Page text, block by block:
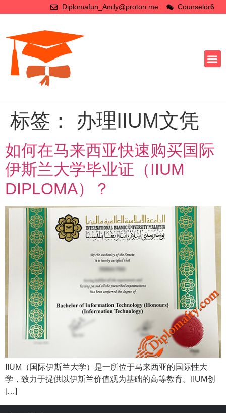
Diplomafun_Andy@proton.me Counselor6
标签： 办理IIUM文凭
如何在马来西亚快速购买国际
伊斯兰大学毕业证（IIUM
DIPLOMA）？
IIUM（国际伊斯兰大学）是一所位于马来西亚的国际性大
学，致力于提供以伊斯兰价值观为基础的高等教育。IIUM创
[…]